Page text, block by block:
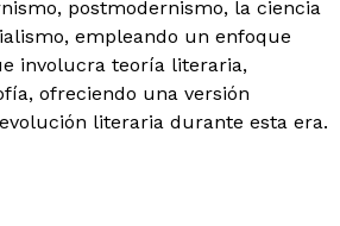
postmodernismo, la ciencia
empleando un enfoque
involucra teoría literaria,
ofreciendo una versión
literaria durante esta era.